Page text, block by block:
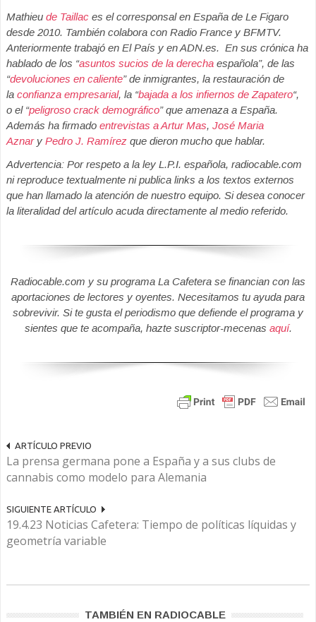
Mathieu de Taillac es el corresponsal en España de Le Figaro
desde 2010. También colabora con Radio France y BFMTV.
Anteriormente trabajó en El País y en ADN.es. En sus crónica ha
hablado de los “asuntos sucios de la derecha española”, de las
“devoluciones en caliente” de inmigrantes, la restauración de
la confianza empresarial, la “bajada a los infiernos de Zapatero“,
o el “peligroso crack demográfico” que amenaza a España.
Además ha firmado entrevistas a Artur Mas, José Maria
Aznary Pedro J. Ramírez que dieron mucho que hablar.
Advertencia: Por respeto a la ley L.P.I. española, radiocable.com
ni reproduce textualmente ni publica links a los textos externos
que han llamado la atención de nuestro equipo. Si desea conocer
la literalidad del artículo acuda directamente al medio referido.
Radiocable.com y su programa La Cafetera se financian con las
aportaciones de lectores y oyentes. Necesitamos tu ayuda para
sobrevivir. Si te gusta el periodismo que defiende el programa y
sientes que te acompaña, hazte suscriptor-mecenas aquí.
ARTÍCULO PREVIO
La prensa germana pone a España y a sus clubs de
cannabis como modelo para Alemania
SIGUIENTE ARTÍCULO
19.4.23 Noticias Cafetera: Tiempo de políticas líquidas y
geometría variable
TAMBIÉN EN RADIOCABLE